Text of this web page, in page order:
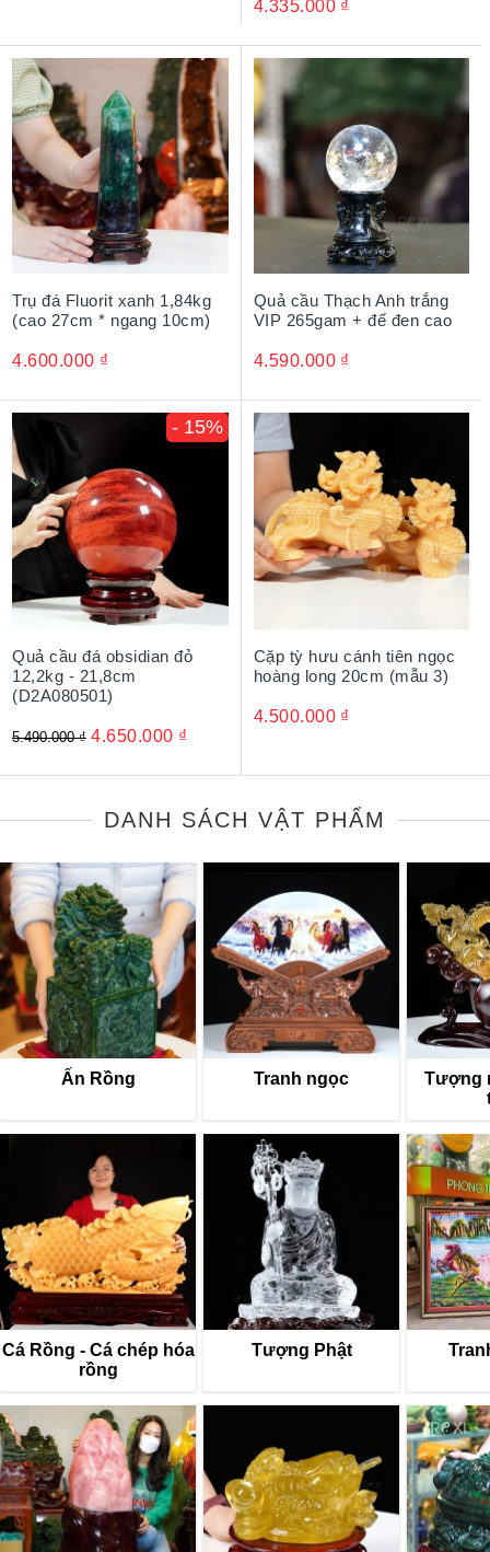
4.335.000 ₫
Trụ đá Fluorit xanh 1,84kg
(cao 27cm * ngang 10cm)
4.600.000 ₫
Quả cầu Thạch Anh trắng
VIP 265gam + đế đen cao
4.590.000 ₫
- 15%
Quả cầu đá obsidian đỏ
12,2kg - 21,8cm
(D2A080501)
5.490.000 ₫ 4.650.000 ₫
Cặp tỳ hưu cánh tiên ngọc
hoàng long 20cm (mẫu 3)
4.500.000 ₫
DANH SÁCH VẬT PHẨM
Ấn Rồng Tranh ngọc
Tượng
Cá Rồng - Cá chép hóa
rồng
Tượng Phật